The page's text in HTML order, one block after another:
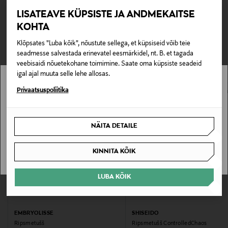
LISATEAVE KÜPSISTE JA ANDMEKAITSE
KOHTA
Klõpsates "Luba kõik", nõustute sellega, et küpsiseid võib teie
seadmesse salvestada erinevatel eesmärkidel, nt. B. et tagada
veebisaidi nõuetekohane toimimine. Saate oma küpsiste seadeid
igal ajal muuta selle lehe allosas.
Privaatsuspoliitika
NÄITA DETAILE
KINNITA KÕIK
LUBA KÕIK
Eriomadused
tihendav, pikendav
Pakendi suurus
8,5 ml
Kategooria
8,5 ml
Tarnimine pakiautomaati või postkontorisse
0,00 € – 4,90 €
Teil on õigus toodetega tutvuda ja põhjust esitamata
lepingust taganeda 30 päeva jooksul alates kauba
kättesaamisest. Suletud pakendis toodete puhul saab neid
tagastada ainult avamata pakendis. Tagastatavad suletud
pakendis kosmeetika- ja loodustooted peavad olema
avamata originaalpakendis.
TEISED KLIENDID
VAATASID KA
EMBRYOLISSE
Ripsmetušš
SHISEIDO
Ripsmetušš ControlledChaos
Stockmann pole Sinu riigis saadaval.
SAAN ARU